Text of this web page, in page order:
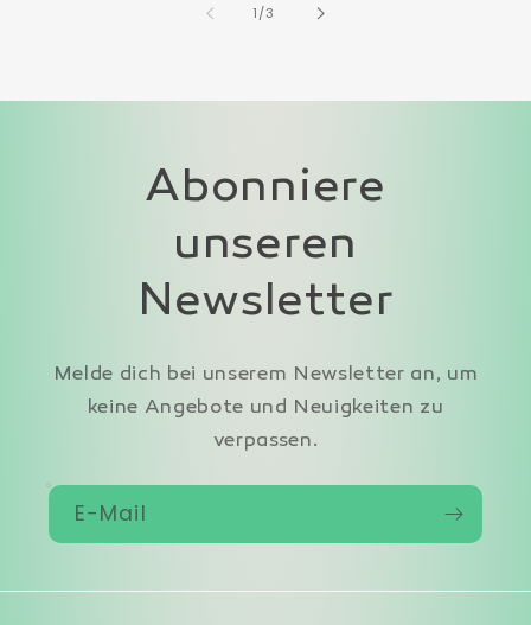
1/
von
3
Abonniere
unseren
Newsletter
Melde dich bei unserem Newsletter an, um
keine Angebote und Neuigkeiten zu
verpassen.
E-Mail